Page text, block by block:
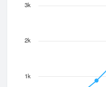
1k
2k
3k